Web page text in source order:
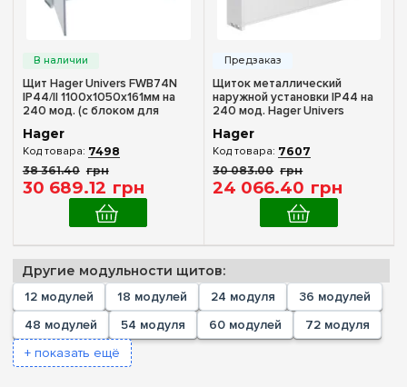
Тип монтажа
Количество модулей
Пустой
1(+1)
2(+4)
5(+3)
6
7(+1)
8(+38)
10(+6)
Щит Hager Univers FWB74N
IP44/II 1100x1050x161мм на
240 мод. (с блоком для
Hager
7498
38 361.40 грн
30 689.12 грн
Щиток металлический
наружной установки IP44 на
240 мод. Hager Univers
Hager
7607
30 083.00 грн
24 066.40 грн
Другие модульности щитов:
12 модулей 18 модулей 24 модуля
36 модулей
48 модулей
54 модуля 60 модулей
72 модуля
+ показать ещё